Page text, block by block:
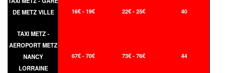
DE METZ VILLE
16€ - 19€ 22€ - 25€ 40
TAXI METZ -
AEROPORT METZ
NANCY
LORRAINE
67€ - 70€ 73€ - 76€ 44